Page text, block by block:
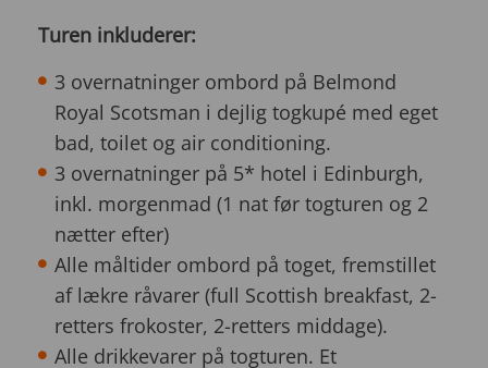
Turen inkluderer:
3 overnatninger ombord på Belmond
Royal Scotsman i dejlig togkupé med eget
bad, toilet og air conditioning.
3 overnatninger på 5* hotel i Edinburgh,
inkl. morgenmad (1 nat før togturen og 2
nætter efter)
Alle måltider ombord på toget, fremstillet
af lækre råvarer (full Scottish breakfast, 2-
retters frokoster, 2-retters middage).
Alle drikkevarer på togturen. Et